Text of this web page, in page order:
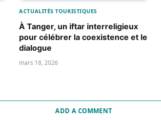
ACTUALITÉS TOURISTIQUES
À Tanger, un iftar interreligieux
pour célébrer la coexistence et le
dialogue
mars 18, 2026
ADD A COMMENT